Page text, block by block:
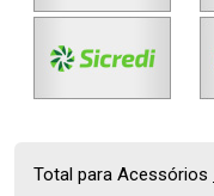
Total para Acessórios